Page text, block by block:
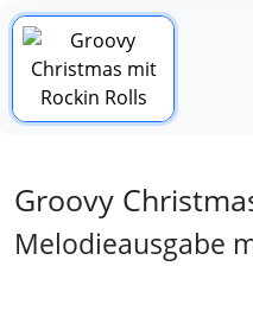
Groovy
Melodieausgabe